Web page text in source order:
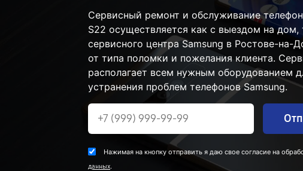
Сервисный ремонт и обслуживание
S22 осуществляется как с выездом на дом,
сервисного центра Samsung в Ростове-на-
от типа поломки и пожелания клиента.
располагает всем нужным оборудованием
устранения проблем телефонов Samsung.
Нажимая на кнопку отправить я даю свое согласие на
данных.